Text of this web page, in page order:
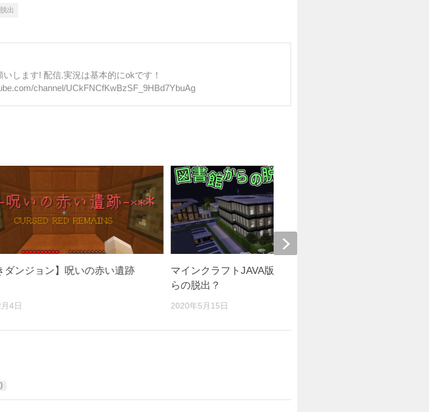
脱出
します! 配信.実況は基本的にokです！
channel/UCkFNCfKwBzSF_9HBd7YbuAg
ダンジョン】呪いの赤い遺跡
4日
マインクラフトJAVA版1.14.4 図書館か
らの脱出？
2020年5月15日